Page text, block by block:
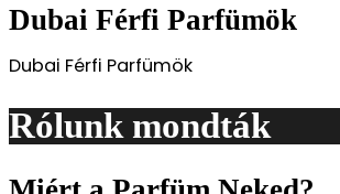
Dubai Férfi Parfümök
Dubai Férfi Parfümök
Rólunk mondták